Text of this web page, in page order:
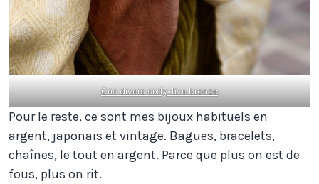
Oris divers sixty-five bronze
Pour le reste, ce sont mes bijoux habituels en
argent, japonais et vintage. Bagues, bracelets,
chaînes, le tout en argent. Parce que plus on est de
fous, plus on rit.